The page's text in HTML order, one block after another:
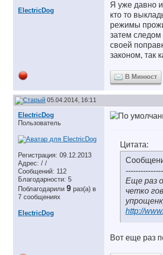
ElectricDog
Я уже давно
кто то
режимы
затем следом
своей
законом, так
В Минюст
05.04.2014, 16:11
ElectricDog
Пользователь
Регистрация: 09.12.2013
Адрес: / /
Сообщений: 112
Благодарности: 5
Поблагодарили 9 раз(а) в
7 сообщениях
ElectricDog
Цитата:
Еще раз
четко
http://
Вот еще раз